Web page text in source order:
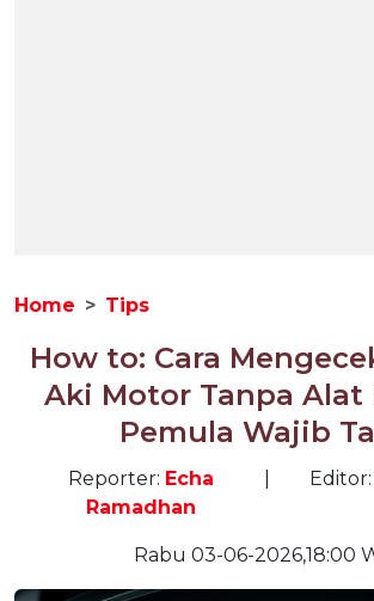
Home Tips
How to: Cara
Aki Motor Tanpa Alat
Pemula Wajib
Reporter: Echa
Ramadhan
Editor:
Rabu 03-06-2026,18:00